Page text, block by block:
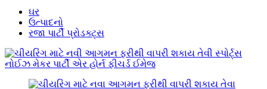
ઘર
ઉત્પાદનો
રજા પાર્ટી પ્રોડક્ટ્સ